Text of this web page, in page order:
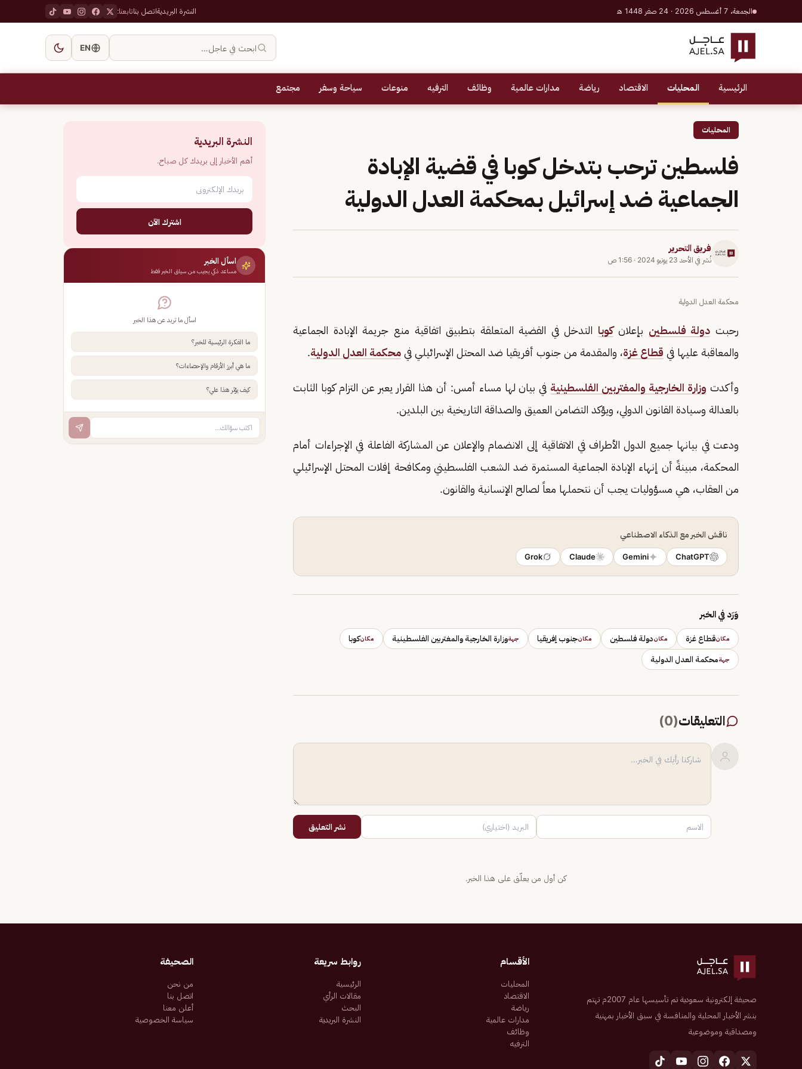
الجمعة، 7 أغسطس 2026 · 24 صفر 1448 هـ النشرة البريديةاتصل بناتابعنا:
ابحث في عاجل… EN
الرئيسية المحليات الاقتصاد رياضة مدارات عالمية وظائف الترفيه منوعات سياحة وسفر مجتمع
المحليات
فلسطين ترحب بتدخل كوبا في قضية الإبادة
الجماعية ضد إسرائيل بمحكمة العدل الدولية
فريق التحرير
نُشر في الأحد 23 يونيو 2024 · 1:56 ص
محكمة العدل الدولية
رحبت دولة فلسطين بإعلانكوبا التدخل في القضية المتعلقة بتطبيق اتفاقية منع جريمة الإبادة الجماعية
والمعاقبة عليها في قطاع غزة، والمقدمة من جنوب أفريقيا ضد المحتل الإسرائيلي في محكمة العدل الدولية.
وأكدت وزارة الخارجية والمغتربين الفلسطينية في بيان لها مساء أمس: أن هذا القرار يعبر عن التزام كوبا الثابت
بالعدالة وسيادة القانون الدولي، ويؤكد التضامن العميق والصداقة التاريخية بين البلدين.
ودعت في بيانها جميع الدول الأطراف في الاتفاقية إلى الانضمام والإعلان عن المشاركة الفاعلة في الإجراءات أمام
المحكمة، مبينةً أن إنهاء الإبادة الجماعية المستمرة ضد الشعب الفلسطيني ومكافحة إفلات المحتل الإسرائيلي
من العقاب، هي مسؤوليات يجب أن نتحملها معاً لصالح الإنسانية والقانون.
ناقش الخبر مع الذكاء الاصطناعي
ChatGPT
Gemini
Claude
Grok
وَرَد في الخبر
مكانقطاع غزة مكاندولة فلسطين مكانجنوب إفريقيا جهةوزارة الخارجية والمغتربين الفلسطينية مكانكوبا
جهةمحكمة العدل الدولية
التعليقات(
0
)
نشر التعليق
كن أول من يعلّق على هذا الخبر.
النشرة البريدية
أهم الأخبار إلى بريدك كل صباح.
اشترك الآن
اسأل الخبر
مساعد ذكي يجيب من سياق الخبر فقط
اسأل ما تريد عن هذا الخبر
ما الفكرة الرئيسية للخبر؟
ما هي أبرز الأرقام والإحصاءات؟
كيف يؤثر هذا علي؟
صحيفة إلكترونية سعودية تم تأسيسها عام 2007م تهتم
بنشر الأخبار المحلية والمنافسة في سبق الأخبار بمهنية
ومصداقية وموضوعية
الأقسام
المحليات
الاقتصاد
رياضة
مدارات عالمية
وظائف
الترفيه
روابط سريعة
الرئيسية
مقالات الرأي
البحث
النشرة البريدية
الصحيفة
من نحن
اتصل بنا
أعلن معنا
سياسة الخصوصية